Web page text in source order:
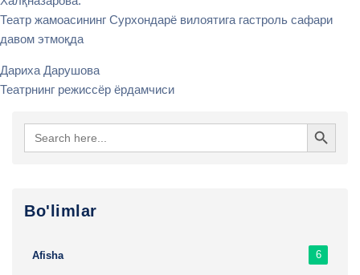
Театр жамоасининг Сурхондарё вилоятига гастроль сафари
давом этмоқда
Дариха Дарушова
Театрнинг режиссёр ёрдамчиси
Search
for:
Search Button
Bo'limlar
Afisha 6